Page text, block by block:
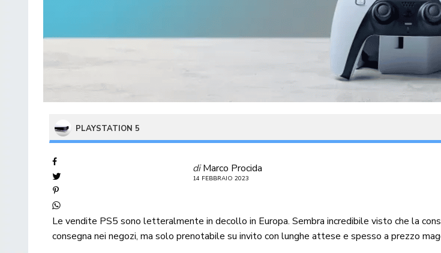
PLAYSTATION 5
di Marco Procida
14 FEBBRAIO 2023
Le vendite PS5 sono letteralmente in decollo in Europa. Sembra incredibile visto che la
consegna nei negozi, ma solo prenotabile su invito con lunghe attese e spesso a prezzo